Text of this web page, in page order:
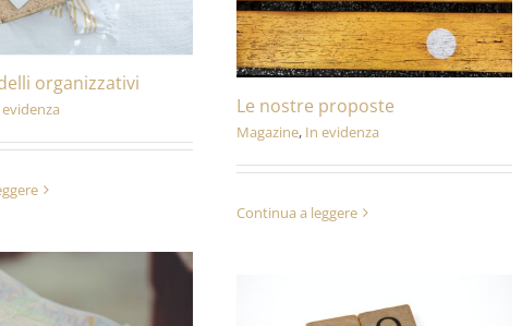
organizzativi
Le nostre proposte
Magazine, In evidenza
Continua a leggere